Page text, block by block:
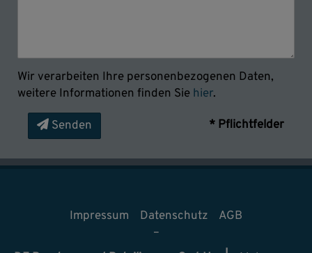
Wir verarbeiten Ihre personenbezogenen Daten,
weitere Informationen finden Sie hier.
Senden * Pflichtfelder
Impressum Datenschutz
AGB
–